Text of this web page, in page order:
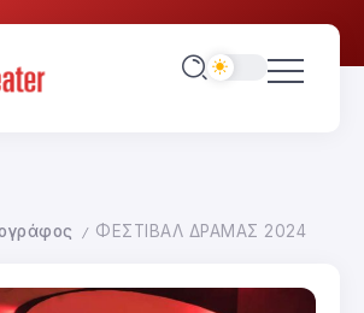
/ ΦΕΣΤΙΒΑΛ ΔΡΑΜΑΣ 2024